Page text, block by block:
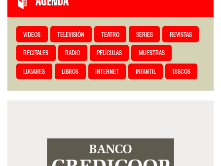
VIDEOS TELEVISIÓN TEATRO SERIES REVISTAS
RECITALES RADIO PELÍCULAS MUESTRAS
LUGARES LIBROS INTERNET INFANTIL DISCOS